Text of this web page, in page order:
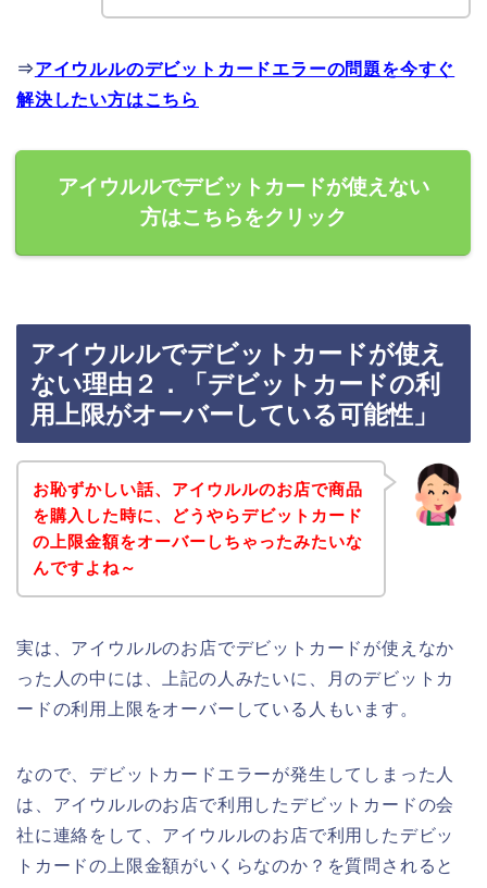
⇒アイウルルのデビットカードエラーの問題を今すぐ
解決したい方はこちら
アイウルルでデビットカードが使えない
方はこちらをクリック
アイウルルでデビットカードが使え
ない理由２．「デビットカードの利
用上限がオーバーしている可能性」
お恥ずかしい話、アイウルルのお店で商品
を購入した時に、どうやらデビットカード
の上限金額をオーバーしちゃったみたいな
んですよね～
実は、アイウルルのお店でデビットカードが使えなか
った人の中には、上記の人みたいに、月のデビットカ
ードの利用上限をオーバーしている人もいます。
なので、デビットカードエラーが発生してしまった人
は、アイウルルのお店で利用したデビットカードの会
社に連絡をして、アイウルルのお店で利用したデビッ
トカードの上限金額がいくらなのか？を質問されると